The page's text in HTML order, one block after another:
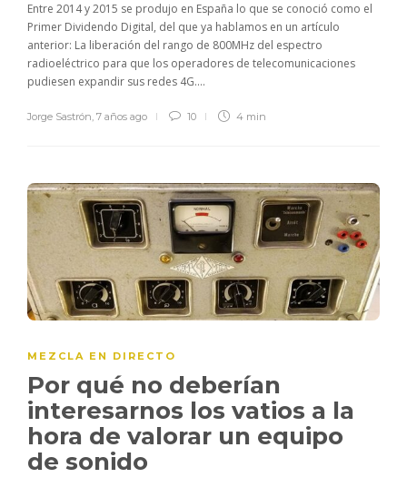
Entre 2014 y 2015 se produjo en España lo que se conoció como el
Primer Dividendo Digital, del que ya hablamos en un artículo
anterior: La liberación del rango de 800MHz del espectro
radioeléctrico para que los operadores de telecomunicaciones
pudiesen expandir sus redes 4G....
Jorge Sastrón, 7 años ago 10 4 min
MEZCLA EN DIRECTO
Por qué no deberían
interesarnos los vatios a la
hora de valorar un equipo
de sonido